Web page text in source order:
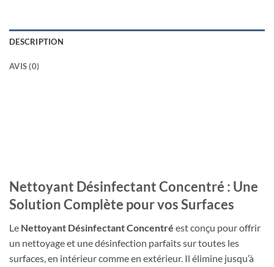
DESCRIPTION
AVIS (0)
Nettoyant Désinfectant Concentré : Une
Solution Complète pour vos Surfaces
Le Nettoyant Désinfectant Concentré est conçu pour offrir
un nettoyage et une désinfection parfaits sur toutes les
surfaces, en intérieur comme en extérieur. Il élimine jusqu’à